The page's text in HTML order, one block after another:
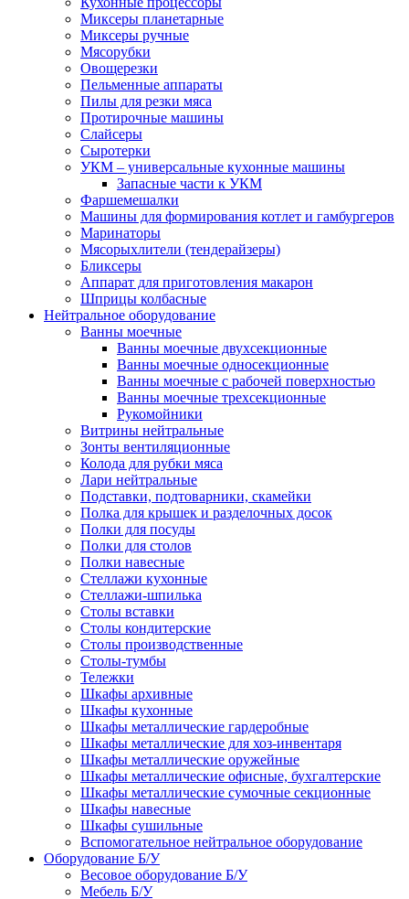
Миксеры планетарные
Миксеры ручные
Мясорубки
Овощерезки
Пельменные аппараты
Пилы для резки мяса
Протирочные машины
Слайсеры
Сыротерки
УКМ – универсальные кухонные машины
Запасные части к УКМ
Фаршемешалки
Машины для формирования котлет и гамбургеров
Маринаторы
Мясорыхлители (тендерайзеры)
Бликсеры
Аппарат для приготовления макарон
Шприцы колбасные
Нейтральное оборудование
Ванны моечные
Ванны моечные двухсекционные
Ванны моечные односекционные
Ванны моечные с рабочей поверхностью
Ванны моечные трехсекционные
Рукомойники
Витрины нейтральные
Зонты вентиляционные
Колода для рубки мяса
Лари нейтральные
Подставки, подтоварники, скамейки
Полка для крышек и разделочных досок
Полки для посуды
Полки для столов
Полки навесные
Стеллажи кухонные
Стеллажи-шпилька
Столы вставки
Столы кондитерские
Столы производственные
Столы-тумбы
Тележки
Шкафы архивные
Шкафы кухонные
Шкафы металлические гардеробные
Шкафы металлические для хоз-инвентаря
Шкафы металлические оружейные
Шкафы металлические офисные, бухгалтерские
Шкафы металлические сумочные секционные
Шкафы навесные
Шкафы сушильные
Вспомогательное нейтральное оборудование
Оборудование Б/У
Весовое оборудование Б/У
Мебель Б/У